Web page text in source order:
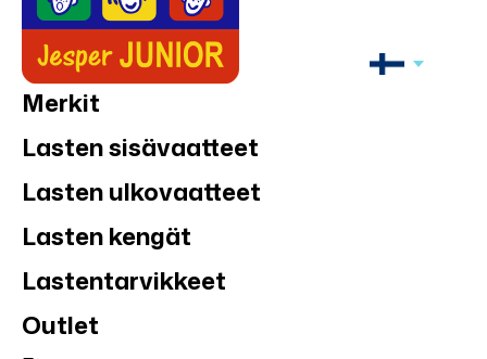
Merkit
Lasten sisävaatteet
Lasten ulkovaatteet
Lasten kengät
Lastentarvikkeet
Outlet